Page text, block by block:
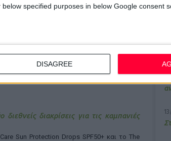
specified purposes in below Google consent
DISAGREE
7/
διακρίσεις για τις καμπανιές
Sun Protection Drops SPF50+ και το The